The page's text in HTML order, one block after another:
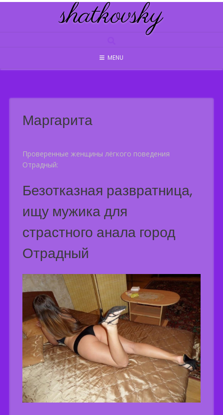
Skip
shatkovsky
MENU
Маргарита
Проверенные женщины лёгкого поведения
Отрадный:
Безотказная развратница,
ищу мужика для
страстного анала город
Отрадный